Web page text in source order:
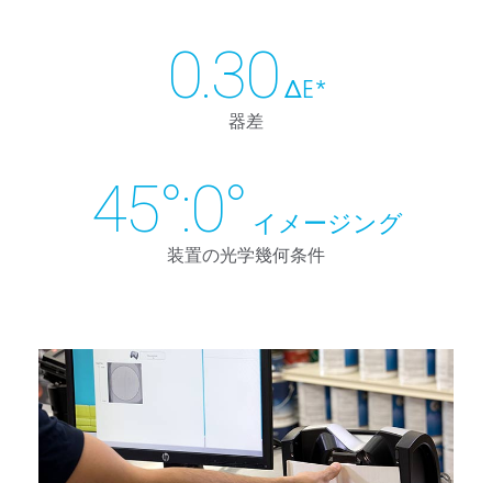
0.30 ΔE*
器差
45°:0° イメージング
装置の光学幾何条件